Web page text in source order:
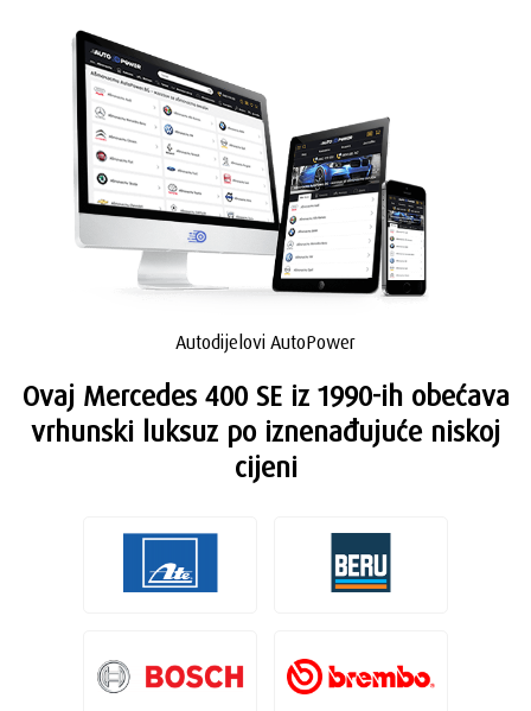
Autodijelovi AutoPower
Ovaj Mercedes 400 SE iz 1990-ih obećava
vrhunski luksuz po iznenađujuće niskoj
cijeni